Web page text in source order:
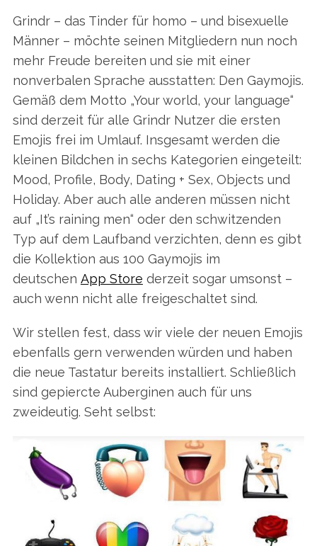
Grindr – das Tinder für homo – und bisexuelle
Männer – möchte seinen Mitgliedern nun noch
mehr Freude bereiten und sie mit einer
nonverbalen Sprache ausstatten: Den Gaymojis.
Gemäß dem Motto „Your world, your language“
sind derzeit für alle Grindr Nutzer die ersten
Emojis frei im Umlauf. Insgesamt werden die
kleinen Bildchen in sechs Kategorien eingeteilt:
Mood, Profile, Body, Dating + Sex, Objects und
Holiday. Aber auch alle anderen müssen nicht
auf „It’s raining men“ oder den schwitzenden
Typ auf dem Laufband verzichten, denn es gibt
die Kollektion aus 100 Gaymojis im
deutschen App Store derzeit sogar umsonst –
auch wenn nicht alle freigeschaltet sind.
Wir stellen fest, dass wir viele der neuen Emojis
ebenfalls gern verwenden würden und haben
die neue Tastatur bereits installiert. Schließlich
sind gepiercte Auberginen auch für uns
zweideutig. Seht selbst: